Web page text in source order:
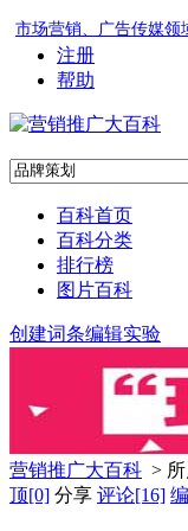
市场营销、广告传媒领
注册
帮助
百科首页
百科分类
排行榜
图片百科
创建词条编辑实验
营销推广大百科 >
顶[0] 分享 评论[16]